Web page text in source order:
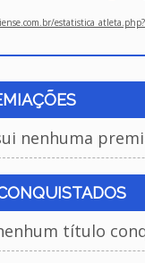
nenhuma
título